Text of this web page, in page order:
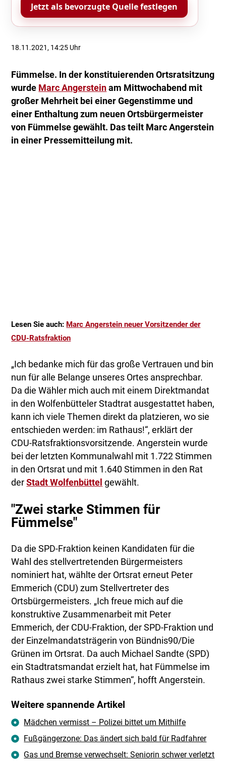
Jetzt als bevorzugte Quelle festlegen
18.11.2021, 14:25 Uhr
Fümmelse. In der konstituierenden Ortsratsitzung
wurde Marc Angerstein am Mittwochabend mit
großer Mehrheit bei einer Gegenstimme und
einer Enthaltung zum neuen Ortsbürgermeister
von Fümmelse gewählt. Das teilt Marc Angerstein
in einer Pressemitteilung mit.
Lesen Sie auch: Marc Angerstein neuer Vorsitzender der
CDU-Ratsfraktion
„Ich bedanke mich für das große Vertrauen und bin
nun für alle Belange unseres Ortes ansprechbar.
Da die Wähler mich auch mit einem Direktmandat
in den Wolfenbütteler Stadtrat ausgestattet haben,
kann ich viele Themen direkt da platzieren, wo sie
entschieden werden: im Rathaus!“, erklärt der
CDU-Ratsfraktionsvorsitzende. Angerstein wurde
bei der letzten Kommunalwahl mit 1.722 Stimmen
in den Ortsrat und mit 1.640 Stimmen in den Rat
derStadt Wolfenbüttel gewählt.
"Zwei starke Stimmen für
Fümmelse"
Da die SPD-Fraktion keinen Kandidaten für die
Wahl des stellvertretenden Bürgermeisters
nominiert hat, wählte der Ortsrat erneut Peter
Emmerich (CDU) zum Stellvertreter des
Ortsbürgermeisters. „Ich freue mich auf die
konstruktive Zusammenarbeit mit Peter
Emmerich, der CDU-Fraktion, der SPD-Fraktion und
der Einzelmandatsträgerin von Bündnis90/Die
Grünen im Ortsrat. Da auch Michael Sandte (SPD)
ein Stadtratsmandat erzielt hat, hat Fümmelse im
Rathaus zwei starke Stimmen“, hofft Angerstein.
Weitere spannende Artikel
Mädchen vermisst – Polizei bittet um Mithilfe
Fußgängerzone: Das ändert sich bald für Radfahrer
Gas und Bremse verwechselt: Seniorin schwer verletzt